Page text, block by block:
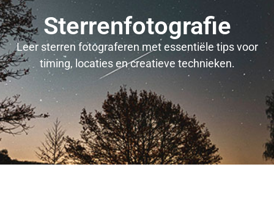
Sterrenfotografie
Leer sterren fotograferen met essentiële tips voor
timing, locaties en creatieve technieken.